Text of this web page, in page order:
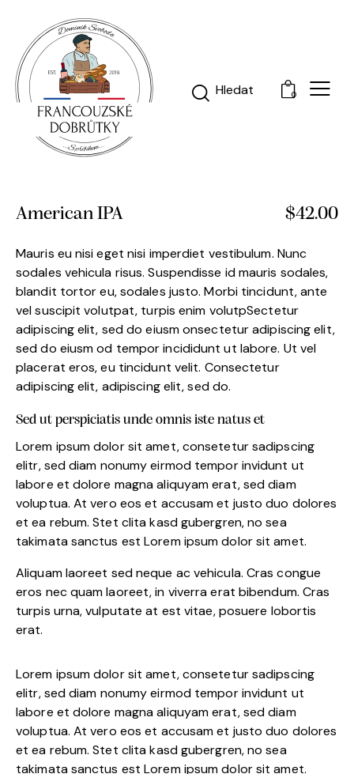
0
American IPA $42.00
Mauris eu nisi eget nisi imperdiet vestibulum. Nunc
sodales vehicula risus. Suspendisse id mauris sodales,
blandit tortor eu, sodales justo. Morbi tincidunt, ante
vel suscipit volutpat, turpis enim volutpSectetur
adipiscing elit, sed do eiusm onsectetur adipiscing elit,
sed do eiusm od tempor incididunt ut labore. Ut vel
placerat eros, eu tincidunt velit. Consectetur
adipiscing elit, adipiscing elit, sed do.
Sed ut perspiciatis unde omnis iste natus et
Lorem ipsum dolor sit amet, consetetur sadipscing
elitr, sed diam nonumy eirmod tempor invidunt ut
labore et dolore magna aliquyam erat, sed diam
voluptua. At vero eos et accusam et justo duo dolores
et ea rebum. Stet clita kasd gubergren, no sea
takimata sanctus est Lorem ipsum dolor sit amet.
Aliquam laoreet sed neque ac vehicula. Cras congue
eros nec quam laoreet, in viverra erat bibendum. Cras
turpis urna, vulputate at est vitae, posuere lobortis
erat.
Lorem ipsum dolor sit amet, consetetur sadipscing
elitr, sed diam nonumy eirmod tempor invidunt ut
labore et dolore magna aliquyam erat, sed diam
voluptua. At vero eos et accusam et justo duo dolores
et ea rebum. Stet clita kasd gubergren, no sea
takimata sanctus est Lorem ipsum dolor sit amet.